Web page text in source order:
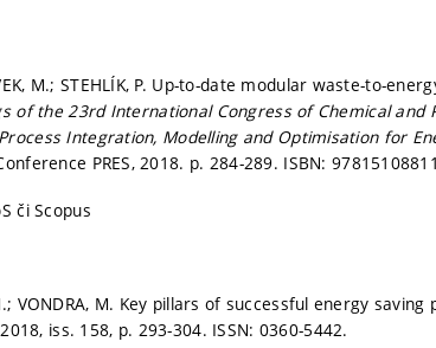
M.; STEHLÍK, P. Up-to-date modular waste-to-
of the 23rd International Congress of Chemical and
Integration, Modelling and Optimisation for
PRES, 2018. p. 284-289. ISBN:
či Scopus
VONDRA, M. Key pillars of successful energy
2018, iss. 158, p. 293-304. ISSN: 0360-5442.